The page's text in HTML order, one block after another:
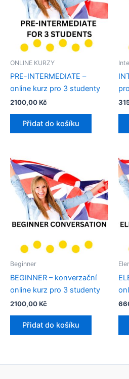
ONLINE KURZY
PRE-INTERMEDIATE –
online kurz pro 3 studenty​
2100,00Kč
Přidat do košíku
Beginner
BEGINNER – konverzační
online kurz pro 3 studenty​
2100,00Kč
Přidat do košíku